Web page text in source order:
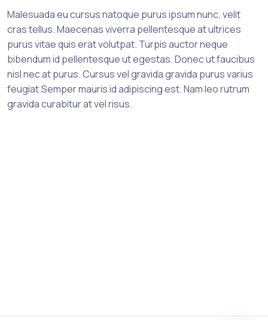
Malesuada eu cursus natoque purus ipsum nunc, velit
cras tellus. Maecenas viverra pellentesque at ultrices
purus vitae quis erat volutpat. Turpis auctor neque
bibendum id pellentesque ut egestas. Donec ut faucibus
nisl nec at purus. Cursus vel gravida gravida purus varius
feugiat.Semper mauris id adipiscing est. Nam leo rutrum
gravida curabitur at vel risus.